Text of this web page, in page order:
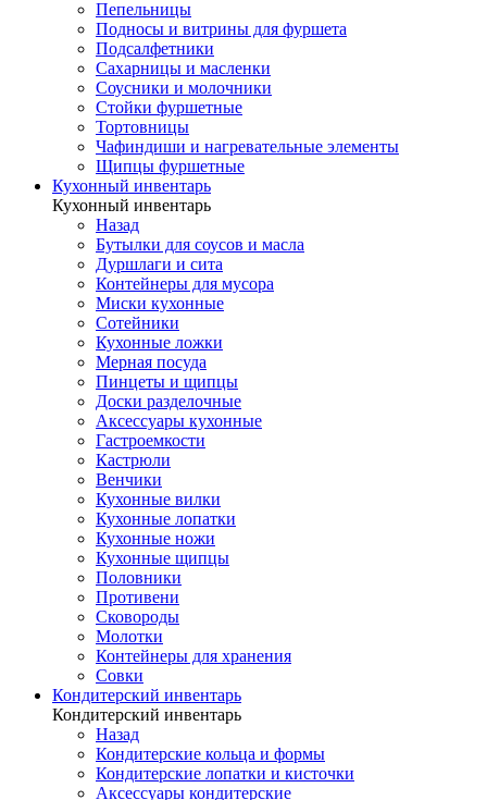
Пепельницы
Подносы и витрины для фуршета
Подсалфетники
Сахарницы и масленки
Соусники и молочники
Стойки фуршетные
Тортовницы
Чафиндиши и нагревательные элементы
Щипцы фуршетные
Кухонный инвентарь
Кухонный инвентарь
Назад
Бутылки для соусов и масла
Дуршлаги и сита
Контейнеры для мусора
Миски кухонные
Сотейники
Кухонные ложки
Мерная посуда
Пинцеты и щипцы
Доски разделочные
Аксессуары кухонные
Гастроемкости
Кастрюли
Венчики
Кухонные вилки
Кухонные лопатки
Кухонные ножи
Кухонные щипцы
Половники
Противени
Сковороды
Молотки
Контейнеры для хранения
Совки
Кондитерский инвентарь
Кондитерский инвентарь
Назад
Кондитерские кольца и формы
Кондитерские лопатки и кисточки
Аксессуары кондитерские